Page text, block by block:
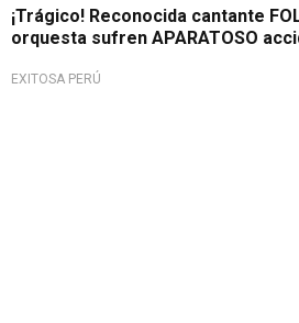
¡Trágico! Reconocida cantante
orquesta sufren APARATOSO
EXITOSA PERÚ